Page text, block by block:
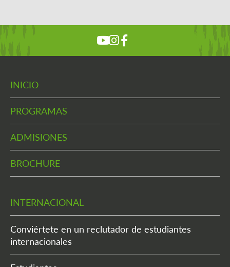
INICIO
PROGRAMAS
ADMISIONES
BROCHURE
INTERNACIONAL
Conviértete en un reclutador de estudiantes
internacionales